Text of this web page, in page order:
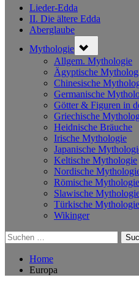
Lieder-Edda
II. Die ältere Edda
Aberglaube
Mythologie sub-
menu
Allgem. Mythologie
Ägyptische
Chinesische
Germanische
Götter & Figuren in
Griechische
Heidnische Bräuche
Irische Mythologie
Japanische
Keltische Mythologie
Nordische
Römische Mythologie
Slawische
Türkische Mythologie
Wikinger
Suchen
nach:
Home
Europa